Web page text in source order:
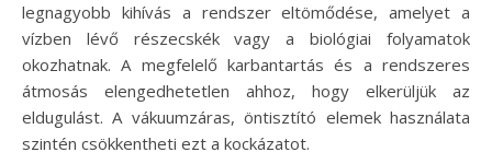
legnagyobb kihívás a rendszer eltömődése, amelyet a
vízben lévő részecskék vagy a biológiai folyamatok
okozhatnak. A megfelelő karbantartás és a rendszeres
átmosás elengedhetetlen ahhoz, hogy elkerüljük az
eldugulást. A vákuumzáras, öntisztító elemek használata
szintén csökkentheti ezt a kockázatot.